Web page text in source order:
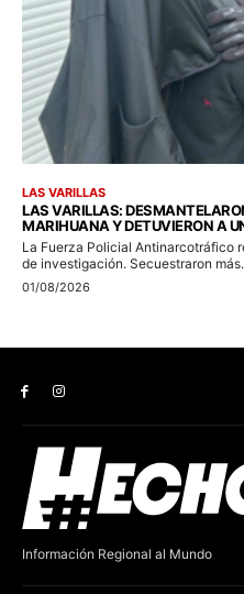
Información Regional al Mundo